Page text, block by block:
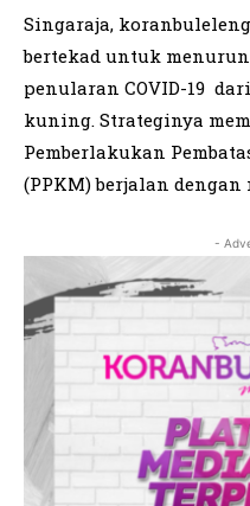
Singaraja,
bertekad untuk
penularan COVID-19
kuning. Strateginya
Pemberlakukan
(PPKM) berjalan dengan
-